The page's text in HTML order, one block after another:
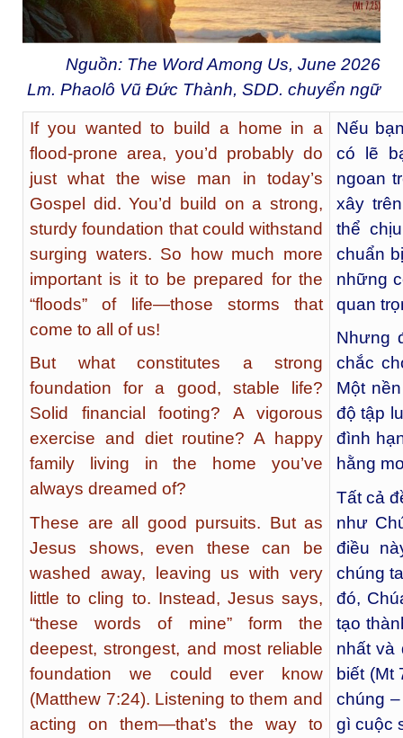
Nguồn: The Word Among Us, June 2026
Lm. Phaolô Vũ Đức Thành, SDD. chuyển ngữ
If you wanted to build a home in a
flood-prone area, you’d probably do
just what the wise man in today’s
Gospel did. You’d build on a strong,
sturdy foundation that could withstand
surging waters. So how much more
important is it to be prepared for the
“floods” of life—those storms that
come to all of us!
But what constitutes a strong
foundation for a good, stable life?
Solid financial footing? A vigorous
exercise and diet routine? A happy
family living in the home you’ve
always dreamed of?
These are all good pursuits. But as
Jesus shows, even these can be
washed away, leaving us with very
little to cling to. Instead, Jesus says,
“these words of mine” form the
deepest, strongest, and most reliable
foundation we could ever know
(Matthew 7:24). Listening to them and
acting on them—that’s the way to
Nếu
có lẽ
ngoan
xây
thể
chuẩn
những
quan
Nhưng
chắc
Một
độ tập
đình
hằng
Tất cả
như
điều
chúng
đó,
tạo
nhất và
biết (Mt
chúng
gì cuộc